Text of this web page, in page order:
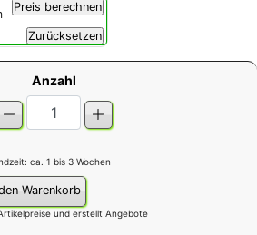
Anzahl
ca. 1 bis 3 Wochen
Warenkorb
und erstellt Angebote